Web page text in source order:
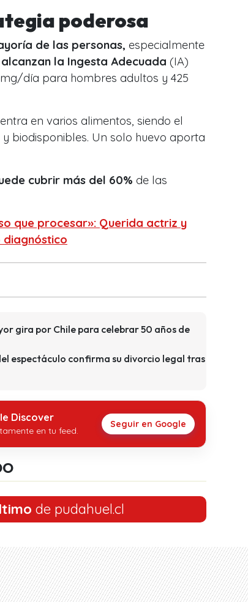
poderosa
de las personas, especialmente
la Ingesta Adecuada (IA)
día para hombres adultos y 425
en varios alimentos, siendo el
biodisponibles. Un solo huevo aporta
cubrir más del 60% de las
que procesar»: Querida actriz y
diagnóstico
gira por Chile para celebrar 50 años de
espectáculo confirma su divorcio legal tras
Discover
en tu feed.
Seguir en Google
de pudahuel.cl